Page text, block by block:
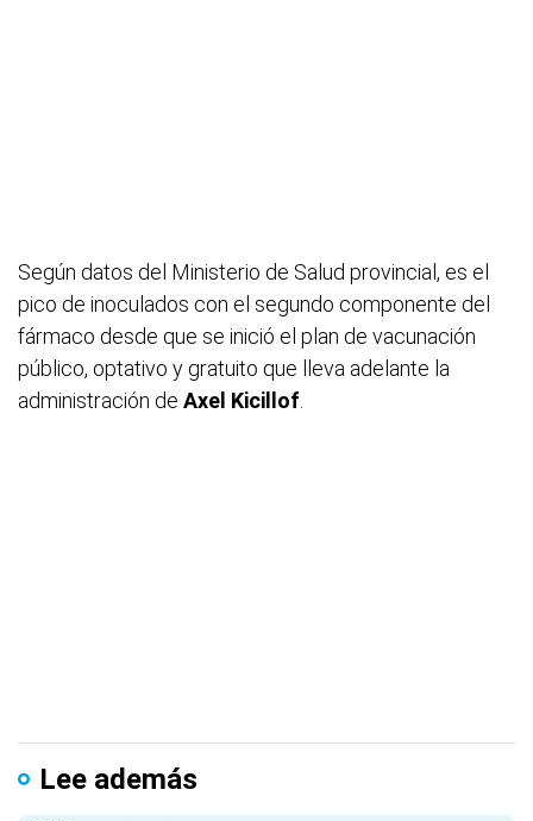
Según datos del Ministerio de Salud provincial, es el
pico de inoculados con el segundo componente del
fármaco desde que se inició el plan de vacunación
público, optativo y gratuito que lleva adelante la
administración de Axel Kicillof
Lee además